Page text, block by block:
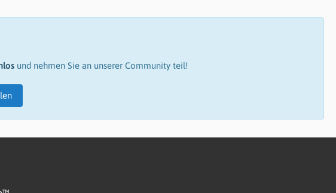
und nehmen Sie an unserer Community teil!